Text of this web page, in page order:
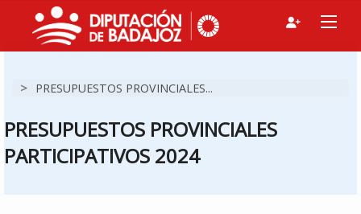
> PRESUPUESTOS PROVINCIALES...
PRESUPUESTOS PROVINCIALES
PARTICIPATIVOS 2024